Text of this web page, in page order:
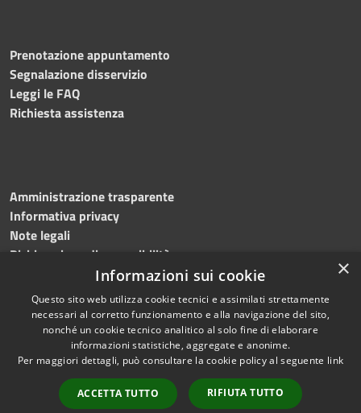
Prenotazione appuntamento
Segnalazione disservizio
Leggi le FAQ
Richiesta assistenza
Amministrazione trasparente
Informativa privacy
Note legali
Dichiarazione di accessibilità
Accessibilità
Privacy
Mappa del sito
Copyright © 2026 • Comune di
Sassano • Powered by
Municipium
Accesso
redazione
×
Informazioni sui cookie
Questo sito web utilizza cookie tecnici e assimilati strettamente
necessari al corretto funzionamento e alla navigazione del sito,
nonché un cookie tecnico analitico al solo fine di elaborare
informazioni statistiche, aggregate e anonime.
Per maggiori dettagli, può consultare la cookie policy al seguente link
ACCETTA TUTTO RIFIUTA TUTTO